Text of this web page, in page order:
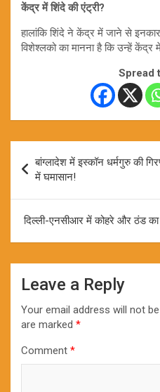
केंद्र में शिंदे की एंट्री?
हालांकि शिंदे ने केंद्र में जाने से
विशेश्लको का मानना है कि उन्हें केंद्र
Spread
navigation
बांग्लादेश में इस्कॉन धर्मगुरु की
में घमासान!
दिल्ली-एनसीआर में कोहरे और ठंड
Leave a Reply
Your email address will not be
are marked *
Comment *